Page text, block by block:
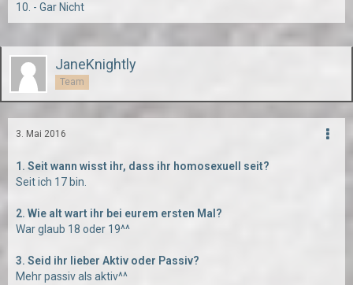
10. - Gar Nicht
JaneKnightly
Team
3. Mai 2016
1. Seit wann wisst ihr, dass ihr homosexuell seit?
Seit ich 17 bin.
2. Wie alt wart ihr bei eurem ersten Mal?
War glaub 18 oder 19^^
3. Seid ihr lieber Aktiv oder Passiv?
Mehr passiv als aktiv^^